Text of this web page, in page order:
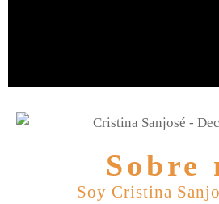
Sobre
Soy Cristina